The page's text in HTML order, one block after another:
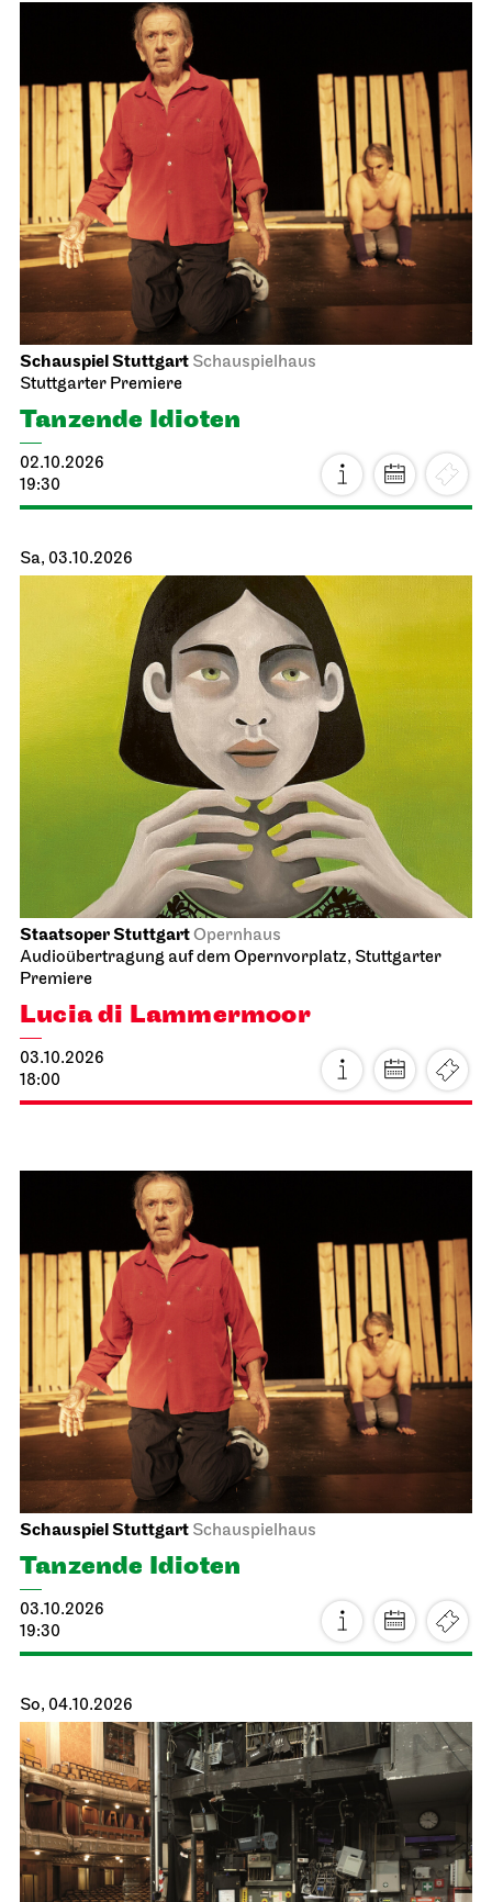
Schauspiel Stuttgart Schauspielhaus
Stuttgarter Premiere
Tanzende Idioten
02.10.2026
19:30
Sa, 03.10.2026
Staatsoper StuttgartOpernhaus
Audioübertragung auf dem Opernvorplatz, Stuttgarter
Premiere
Lucia di Lammermoor
03.10.2026
18:00
Schauspiel Stuttgart Schauspielhaus
Tanzende Idioten
03.10.2026
19:30
So, 04.10.2026